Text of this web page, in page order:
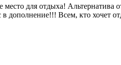
для отдыха!
Всем, кто хочет